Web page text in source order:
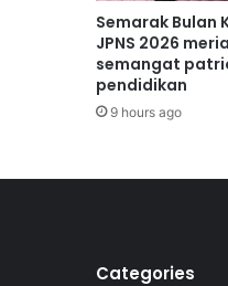
Semarak Bulan
JPNS 2026
semangat
pendidikan
9 hours ago
Categories